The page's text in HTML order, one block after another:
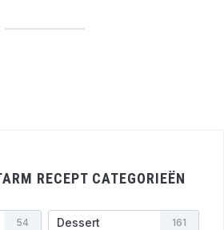
RECEPT CATEGORIEËN
54 Dessert 161